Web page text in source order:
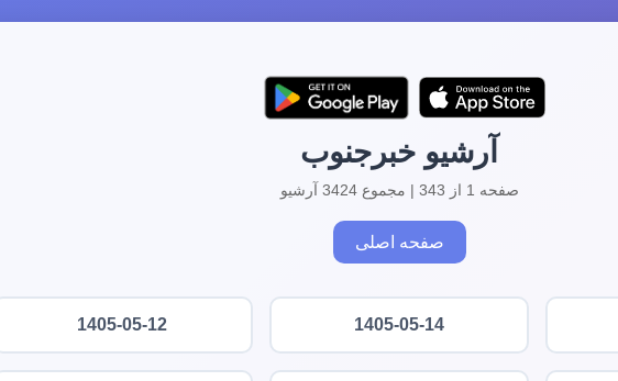
آرشیو خبرجنوب
صفحه 1 از 343 | مجموع 3424 آرشیو
صفحه اصلی
1405-05-14
1405-05-12